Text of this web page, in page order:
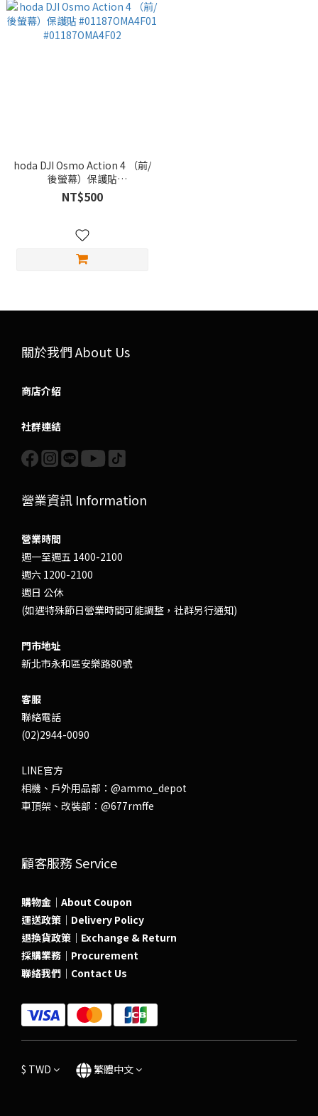
hoda DJI Osmo Action 4 （前/
後螢幕）保護貼
#01187OMA4F01
#01187OMA4F02
NT$500
關於我們 About Us
商店介紹
社群連結
營業資訊 Information
營業時間
週一至週五 1400-2100
週六 1200-2100
週日 公休
(如遇特殊節日營業時間可能調整，社群另行通知)
門市地址
新北市永和區安樂路80號
客服
聯絡電話
(02)2944-0090
LINE官方
相機、戶外用品部： @ammo_depot
車頂架、改裝部： @677rmffe
顧客服務 Service
購物金｜About Coupon
運送政策｜Delivery Policy
退換貨政策｜Exchange & Return
採購業務｜Procurement
聯絡我們｜Contact Us
$ TWD 繁體中文